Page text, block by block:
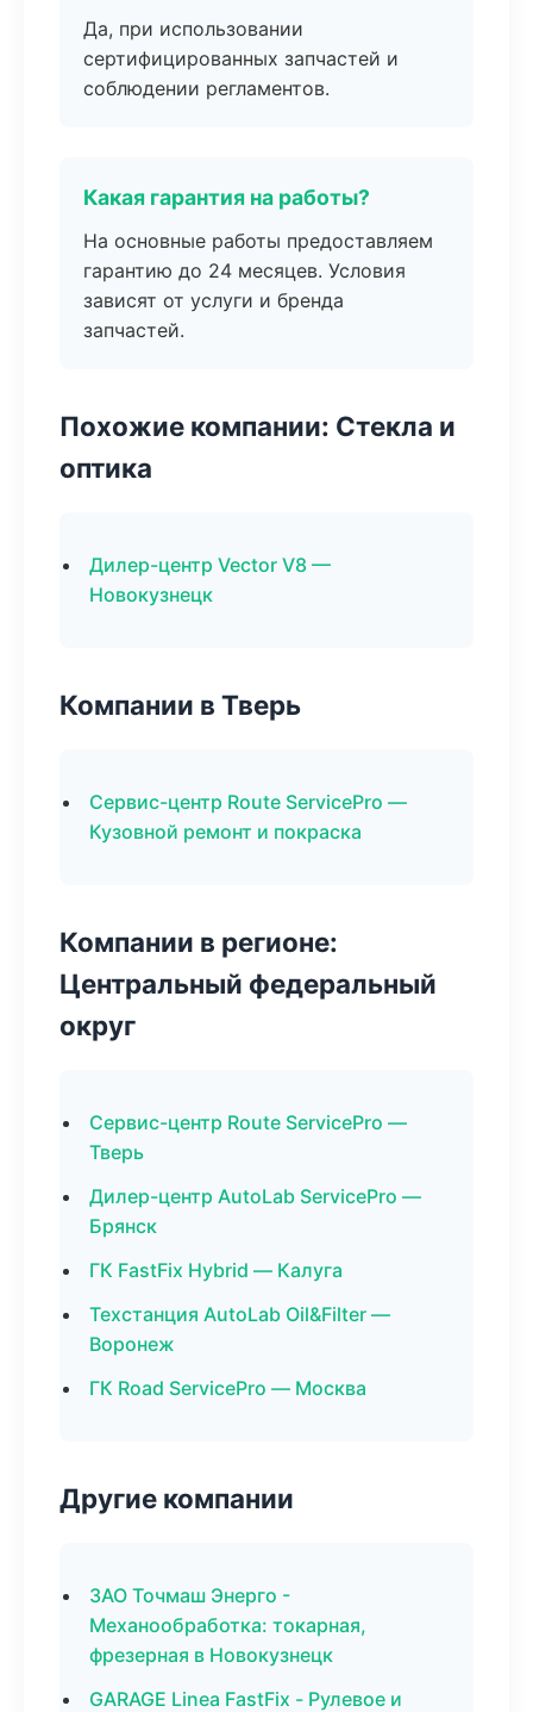
Да, при использовании
сертифицированных запчастей и
соблюдении регламентов.
Какая гарантия на работы?
На основные работы предоставляем
гарантию до 24 месяцев. Условия
зависят от услуги и бренда
запчастей.
Похожие компании: Стекла и
оптика
Дилер-центр Vector V8 —
Новокузнецк
Компании в Тверь
Сервис-центр Route ServicePro —
Кузовной ремонт и покраска
Компании в регионе:
Центральный федеральный
округ
Сервис-центр Route ServicePro —
Тверь
Дилер-центр AutoLab ServicePro —
Брянск
ГК FastFix Hybrid — Калуга
Техстанция AutoLab Oil&Filter —
Воронеж
ГК Road ServicePro — Москва
Другие компании
ЗАО Точмаш Энерго -
Механообработка: токарная,
фрезерная в Новокузнецк
GARAGE Linea FastFix - Рулевое и